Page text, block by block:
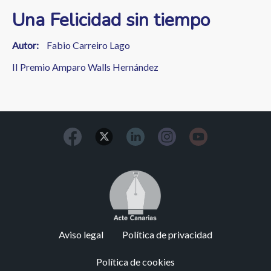
Una Felicidad sin tiempo
Autor
Fabio Carreiro Lago
II Premio Amparo Walls Hernández
Image
Aviso legal Política de privacidad
Política de cookies